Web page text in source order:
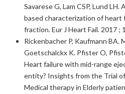
Savarese G, Lam CSP, Lund
based characterization of
fraction. Eur J Heart Fail. 2017 ;
Rickenbacher P, Kaufmann BA.
Goetschalckx K. Pfister O,
Heart failure with mid-range
entity? Insights from the Trial
Medical therapy in Elderly